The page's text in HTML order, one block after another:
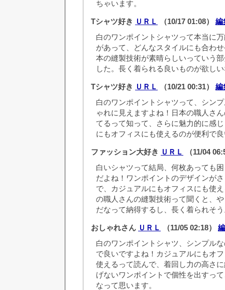
ちゃいます。
Tシャツ好き ＵＲＬ （10/17 01:08） 編
白のワンポイントシャツって本当に
があって、どんなスタイルにも合わ
本の縫製技術が素晴らしいっていう
した。長く着られる良いものが欲し
Tシャツ好き ＵＲＬ （10/21 00:31） 編
白のワンポイントシャツって、シン
ゃれに見えますよね！日本の職人さ
てるって知って、さらに魅力的に感
にもオフィスにも使えるのが便利で
ファッション大好き ＵＲＬ
（11/04
白いシャツって結局、何枚あっても
だよね！ワンポイントのデザインが
で、カジュアルにもオフィスにも使
の職人さんの縫製技術って聞くと、
だなって納得するし、長く着られそ
おしゃれさん ＵＲＬ （11/05 02:18）
白のワンポイントシャツ、シンプル
で良いですよね！カジュアルにもオ
使えるって読んで、着回し力の高さ
げないワンポイントで個性を出すっ
なって思います。